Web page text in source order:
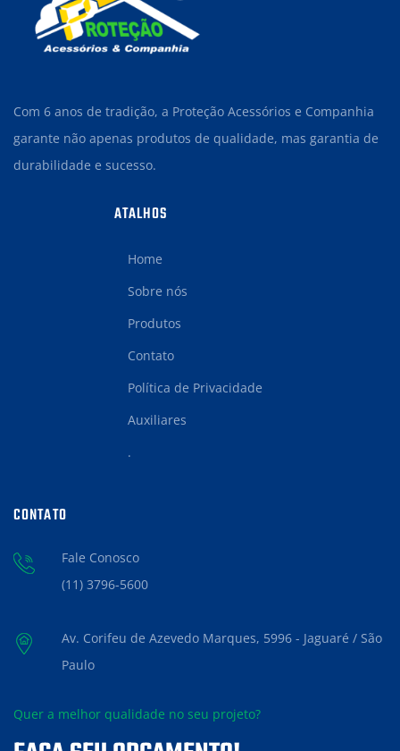
Com 6 anos de tradição, a Proteção Acessórios e Companhia
garante não apenas produtos de qualidade, mas garantia de
durabilidade e sucesso.
ATALHOS
Home
Sobre nós
Produtos
Contato
Política de Privacidade
Auxiliares
.
CONTATO
Fale Conosco
(11) 3796-5600
Av. Corifeu de Azevedo Marques, 5996 - Jaguaré / São
Paulo
Quer a melhor qualidade no seu projeto?